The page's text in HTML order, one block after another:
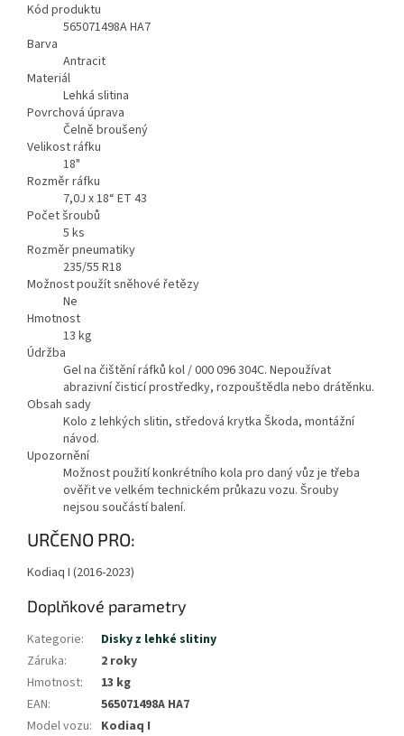
Kód produktu
565071498A HA7
Barva
Antracit
Materiál
Lehká slitina
Povrchová úprava
Čelně broušený
Velikost ráfku
18"
Rozměr ráfku
7,0J x 18“ ET 43
Počet šroubů
5 ks
Rozměr pneumatiky
235/55 R18
Možnost použít sněhové řetězy
Ne
Hmotnost
13 kg
Údržba
Gel na čištění ráfků kol / 000 096 304C. Nepoužívat
abrazivní čisticí prostředky, rozpouštědla nebo drátěnku.
Obsah sady
Kolo z lehkých slitin, středová krytka Škoda, montážní
návod.
Upozornění
Možnost použití konkrétního kola pro daný vůz je třeba
ověřit ve velkém technickém průkazu vozu. Šrouby
nejsou součástí balení.
méně
URČENO PRO:
Kodiaq I (2016-2023)
Doplňkové parametry
Kategorie:
Disky z lehké slitiny
Záruka:
2 roky
Hmotnost:
13 kg
EAN:
565071498A HA7
Model vozu: Kodiaq I